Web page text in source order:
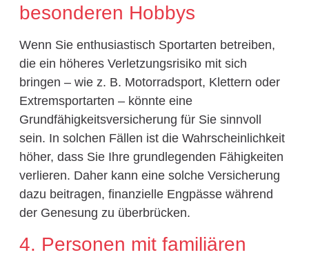
besonderen Hobbys
Wenn Sie enthusiastisch Sportarten betreiben,
die ein höheres Verletzungsrisiko mit sich
bringen – wie z. B. Motorradsport, Klettern oder
Extremsportarten – könnte eine
Grundfähigkeitsversicherung für Sie sinnvoll
sein. In solchen Fällen ist die Wahrscheinlichkeit
höher, dass Sie Ihre grundlegenden Fähigkeiten
verlieren. Daher kann eine solche Versicherung
dazu beitragen, finanzielle Engpässe während
der Genesung zu überbrücken.
4. Personen mit familiären